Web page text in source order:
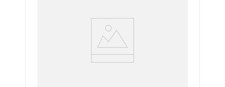
LIQUIDIFICADOR